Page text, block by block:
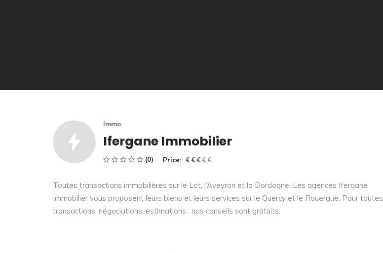
Immo
Ifergane Immobilier
(0) Price: € € € € €
€ € €
Toutes transactions immobilières sur le Lot, l’Aveyron et la Dordogne. Les agences Ifergane
Immobilier vous proposent leurs biens et leurs services sur le Quercy et le Rouergue. Pour toutes
transactions, négociations, estimations : nos conseils sont gratuits.